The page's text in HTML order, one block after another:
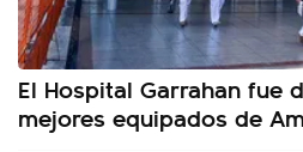
El Hospital Garrahan fue
mejores equipados de